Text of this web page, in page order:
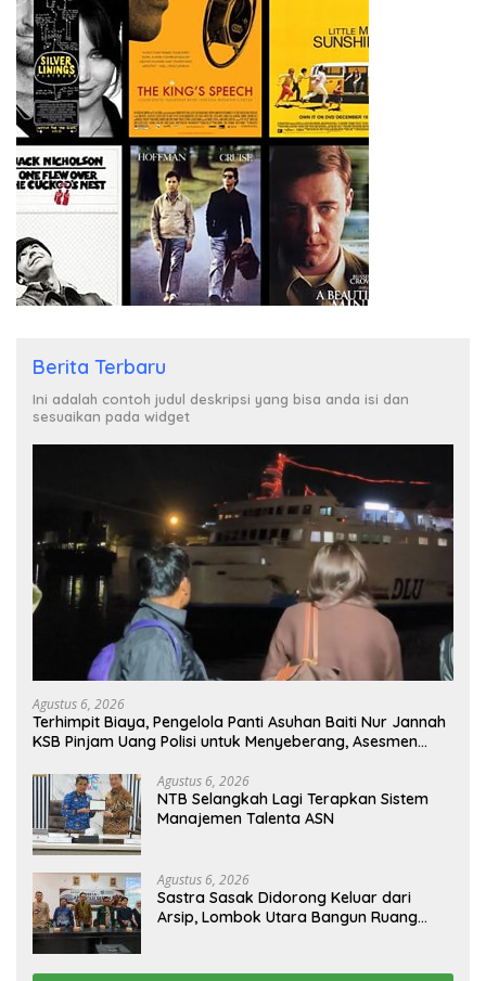
Berita Terbaru
Ini adalah contoh judul deskripsi yang bisa anda isi dan
sesuaikan pada widget
Agustus 6, 2026
Terhimpit Biaya, Pengelola Panti Asuhan Baiti Nur Jannah
KSB Pinjam Uang Polisi untuk Menyeberang, Asesmen
Agustus 6, 2026
NTB Selangkah Lagi Terapkan Sistem
Manajemen Talenta ASN
Agustus 6, 2026
Sastra Sasak Didorong Keluar dari
Arsip, Lombok Utara Bangun Ruang